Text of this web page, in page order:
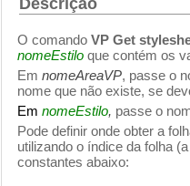
Descrição
O comando VP Get
nomeEstilo que contém os
Em nomeAreaVP, passe o
nome que não existe, se
Em nomeEstilo, passe o
Pode definir onde obter a
utilizando o índice da folha
constantes abaixo: